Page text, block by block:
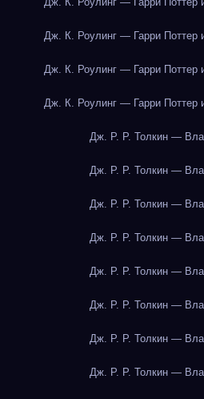
Дж. К. Роулинг — Гарри Поттер
Дж. К. Роулинг — Гарри Поттер
Дж. К. Роулинг — Гарри Поттер
Дж. Р. Р. Толкин —
Дж. Р. Р. Толкин —
Дж. Р. Р. Толкин —
Дж. Р. Р. Толкин —
Дж. Р. Р. Толкин —
Дж. Р. Р. Толкин —
Дж. Р. Р. Толкин —
Дж. Р. Р. Толкин —